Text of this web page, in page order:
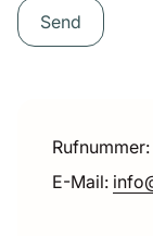
Send
Rufnummer:
E-Mail: